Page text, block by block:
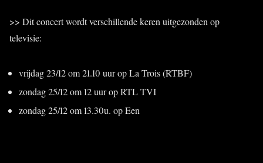
>> Dit concert wordt verschillende keren uitgezonden op
televisie:
vrijdag 23/12 om 21.10 uur op La Trois (RTBF)
zondag 25/12 om 12 uur op RTL TVI
zondag 25/12 om 13.30u. op Een